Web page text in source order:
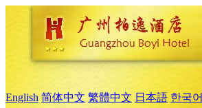
English 简体中文 繁體中文 日本語 한국어